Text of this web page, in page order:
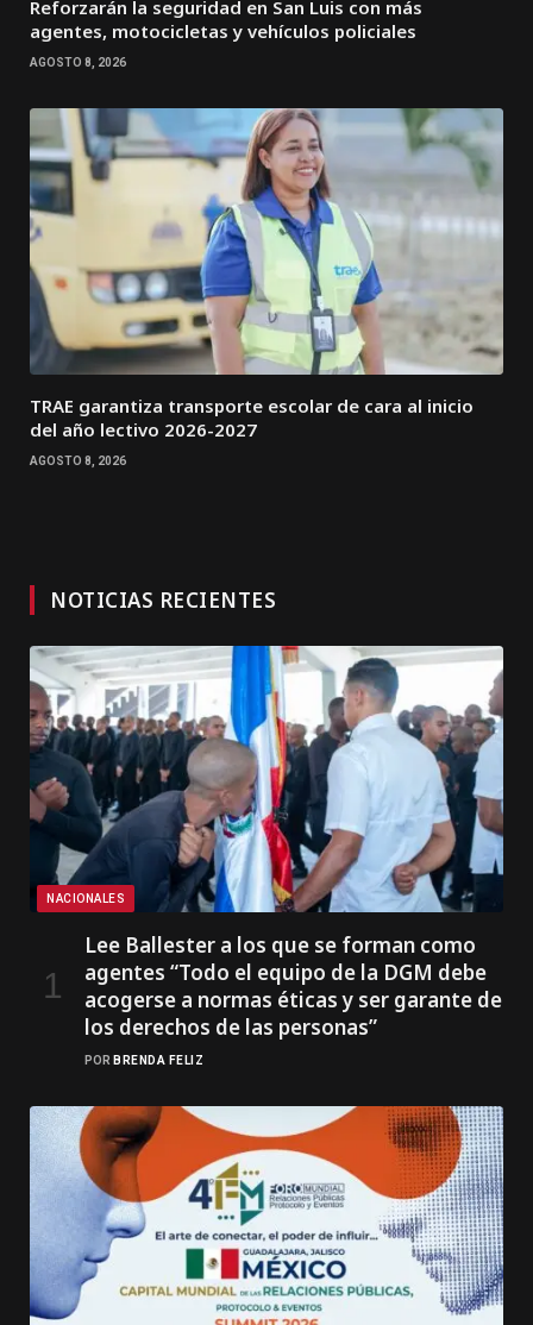
Reforzarán la seguridad en San Luis con más
agentes, motocicletas y vehículos policiales
AGOSTO 8, 2026
TRAE garantiza transporte escolar de cara al inicio
del año lectivo 2026-2027
AGOSTO 8, 2026
NOTICIAS RECIENTES
NACIONALES
Lee Ballester a los que se forman como
agentes “Todo el equipo de la DGM debe
acogerse a normas éticas y ser garante de
los derechos de las personas”
POR BRENDA FELIZ